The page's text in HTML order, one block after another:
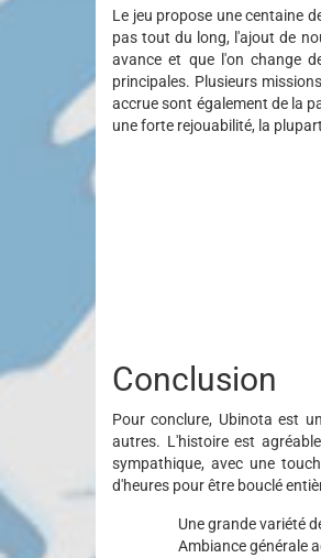
Le jeu propose une centaine
pas tout du long, l'ajout de
avance et que l'on change
principales. Plusieurs
accrue sont également de la
une forte rejouabilité, la
Conclusion
Pour conclure, Ubinota est
autres. L'histoire est
sympathique, avec une
d'heures pour être bouclé
Une grande variété
Ambiance générale